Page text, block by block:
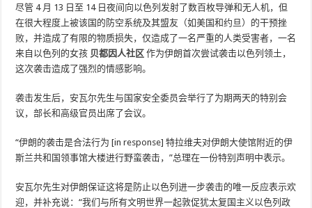
尽管 4 月 13 日至 14 日夜间向以色列发射了数百枚导弹和无人机，但
在很大程度上被该国的防空系统及其盟友（如美国和约旦）的干预挫
败，并造成了有限的物质损失，仅造成了一名严重的人类受害者，一名
来自以色列的女孩 贝都因人社区 作为伊朗首次尝试袭击以色列领土，
这次袭击造成了强烈的情感影响。
袭击发生后，安瓦尔先生与国家安全委员会举行了为期两天的特别会
议，部长和高级官员出席了会议。
“伊朗的袭击是合法行为 [in response] 特拉维夫对伊朗大使馆附近的伊
斯兰共和国领事馆大楼进行野蛮袭击，”总理在一份特别声明中表示。
安瓦尔先生对伊朗保证这将是防止以色列进一步袭击的唯一反应表示欢
迎，并补充说：“我们与所有文明世界一起敦促犹太复国主义以色列政